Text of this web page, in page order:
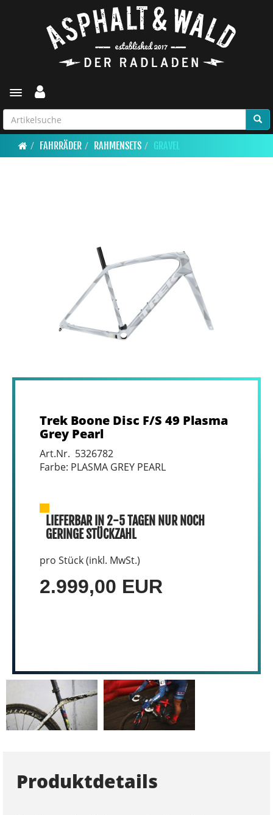
Toggle navigation
FAHRRÄDER RAHMENSETS GRAVEL
Trek Boone Disc F/S 49 Plasma
Grey Pearl
Art.Nr. 5326782
Farbe: PLASMA GREY PEARL
LIEFERBAR IN 2-5 TAGEN NUR NOCH
GERINGE STÜCKZAHL
pro Stück (inkl. MwSt.)
2.999,00 EUR
Produktdetails